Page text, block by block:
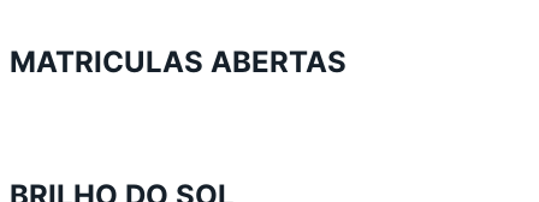
MATRICULAS ABERTAS
BRILHO DO SOL